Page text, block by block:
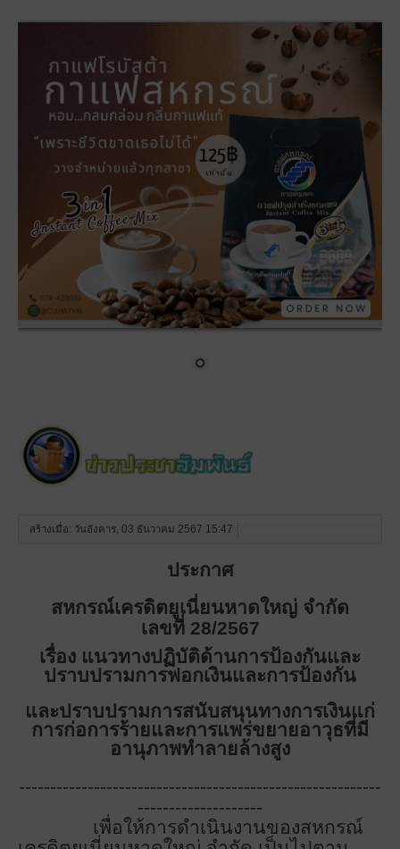
สร้างเมื่อ: วันอังคาร, 03 ธันวาคม 2567 15:47
ประกาศ
สหกรณ์เครดิตยูเนี่ยนหาดใหญ่ จำกัด
เลขที่ 28/2567
เรื่อง แนวทางปฏิบัติด้านการป้องกันและ
ปราบปรามการฟอกเงินและการป้องกัน
และปราบปรามการสนับสนุนทางการเงินแก่
การก่อการร้ายและการแพร่ขยายอาวุธที่มี
อานุภาพทำลายล้างสูง
----------------------------------------------------------
--------------------
เพื่อให้การดำเนินงานของสหกรณ์